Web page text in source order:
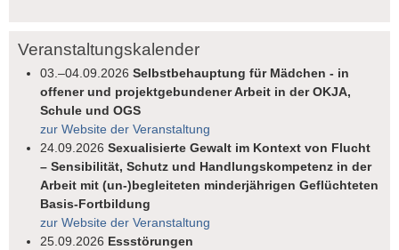
Veranstaltungskalender
03.–04.09.2026Selbstbehauptung für Mädchen - in
offener und projektgebundener Arbeit in der OKJA,
Schule und OGS
zur Website der Veranstaltung
24.09.2026Sexualisierte Gewalt im Kontext von Flucht
– Sensibilität, Schutz und Handlungskompetenz in der
Arbeit mit (un-)begleiteten minderjährigen Geflüchteten
Basis-Fortbildung
zur Website der Veranstaltung
25.09.2026 Essstörungen